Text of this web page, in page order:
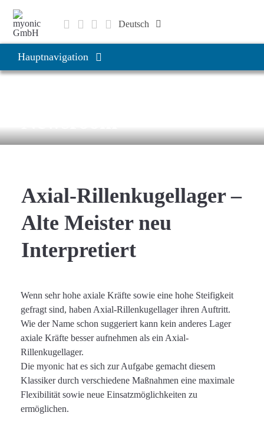
Inhalt
springen
Deutsch
English
Čeština
Hauptnavigation
Anwendungen
Karriere
Axial-Rillenkugellager –
Alte Meister neu
Interpretiert
Wenn sehr hohe axiale Kräfte sowie eine hohe Steifigkeit
gefragt sind, haben Axial-Rillenkugellager ihren Auftritt.
Wie der Name schon suggeriert kann kein anderes Lager
axiale Kräfte besser aufnehmen als ein Axial-
Rillenkugellager.
Die myonic hat es sich zur Aufgabe gemacht diesem
Klassiker durch verschiedene Maßnahmen eine maximale
Flexibilität sowie neue Einsatzmöglichkeiten zu
ermöglichen.